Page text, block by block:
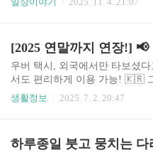
지 한 번에 보실 수 있어요. 👉
정입니다.
중 짱구, 우붓, 사누르에서 머무
루와뚜까지 다녀왔는데단연 짱
브리사 때문이었어요!~ 그래서
예약해 본 경험을 바탕으로라브
석 선택 팁, 그리고 실패 없는 방
셋 타임은 17:00 ~ ..
우버 택시, 외국에서만 타보셨다
서도 편리하게 이용 가능! 🇰🇷
일 종료 예정이던 첫 탑승 할인
🚖 한국에서도 우버 택시 이용
생활정보 2025. 7. 2. 20:47